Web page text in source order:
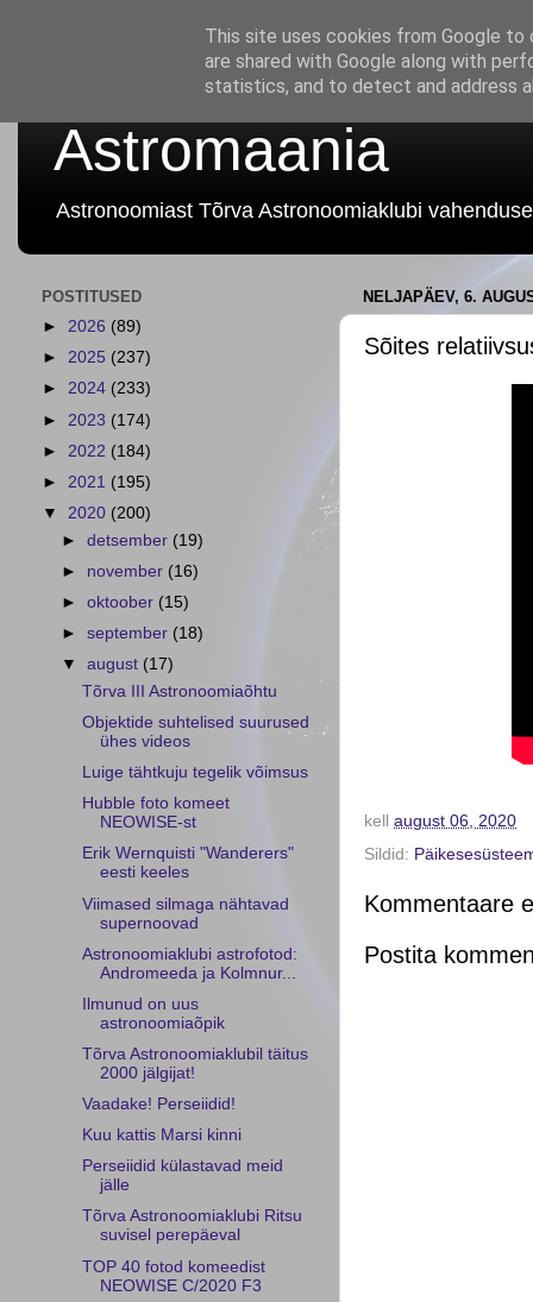
Astromaania
Astronoomiast Tõrva Astronoomiaklubi
NELJAPÄEV, 6.
Sõites
kell august 06, 2020
Sildid:
Kommentaare
Postita
POSTITUSED
► 2026 (89)
► 2025 (237)
► 2024 (233)
► 2023 (174)
► 2022 (184)
► 2021 (195)
▼ 2020 (200)
►detsember (19)
► november (16)
►oktoober (15)
►september (18)
▼august (17)
Tõrva III Astronoomiaõhtu
Objektide suhtelised suurused
ühes videos
Luige tähtkuju tegelik võimsus
Hubble foto komeet
NEOWISE-st
Erik Wernquisti "Wanderers"
eesti keeles
Viimased silmaga nähtavad
supernoovad
Astronoomiaklubi astrofotod:
Andromeeda ja Kolmnur...
Ilmunud on uus
astronoomiaõpik
Tõrva Astronoomiaklubil täitus
2000 jälgijat!
Vaadake! Perseiidid!
Kuu kattis Marsi kinni
Perseiidid külastavad meid
jälle
Tõrva Astronoomiaklubi Ritsu
suvisel perepäeval
TOP 40 fotod komeedist
NEOWISE C/2020 F3
This site uses cookies from Google to
are shared with Google along with
statistics, and to detect and address